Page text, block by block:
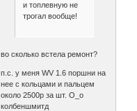
и топлевную не
трогал вообще!
во сколько встела ремонт?
п.с. у меня WV 1.6 поршни на
нее с кольцами и пальцем
около 2500р за шт. О_о
колбеншмитд